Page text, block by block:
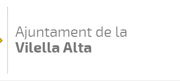
Ajuntament de la
Vilella Alta